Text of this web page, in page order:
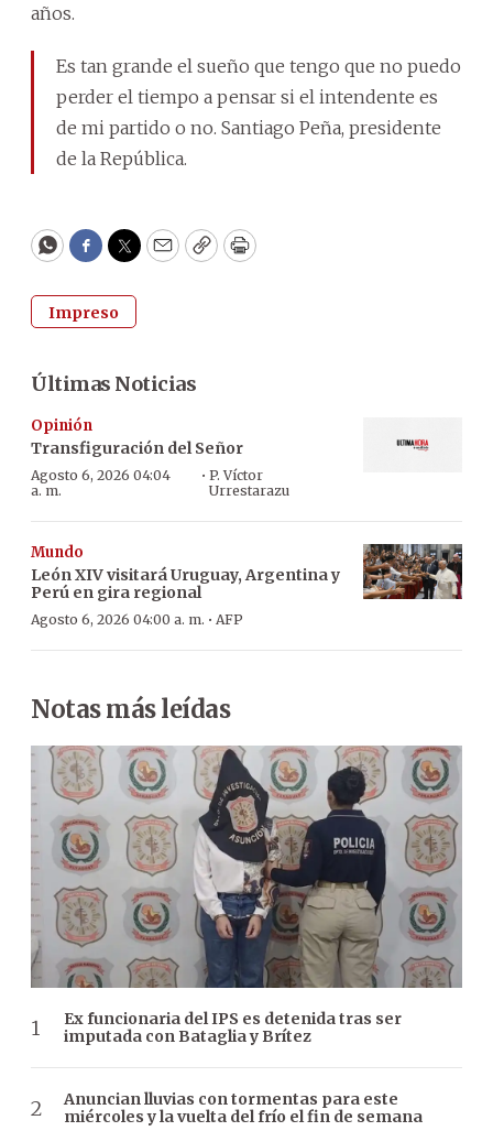
años.
Es tan grande el sueño que tengo que no puedo
perder el tiempo a pensar si el intendente es
de mi partido o no. Santiago Peña, presidente
de la República.
WhatsApp
Facebook
Twitter
EmailCopyPrint
Impreso
Últimas Noticias
Opinión
Transfiguración del Señor
Agosto 6, 2026 04:04
a. m.
· P. Víctor
Urrestarazu
Mundo
León XIV visitará Uruguay, Argentina y
Perú en gira regional
Agosto 6, 2026 04:00 a. m. · AFP
Notas más leídas
Ex funcionaria del IPS es detenida tras ser
imputada con Bataglia y Brítez
Anuncian lluvias con tormentas para este
miércoles y la vuelta del frío el fin de semana